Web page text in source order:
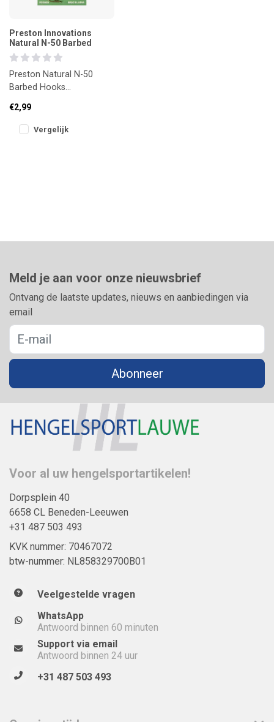
Preston Innovations
Natural N-50 Barbed
Preston Natural N-50
Barbed Hooks
witvis en uitdagende
omstandigheden
€2,99
Vergelijk
Meld je aan voor onze nieuwsbrief
Ontvang de laatste updates, nieuws en aanbiedingen via
email
Abonneer
Voor al uw hengelsportartikelen!
Dorpsplein 40
6658 CL Beneden-Leeuwen
+31 487 503 493
KVK nummer: 70467072
btw-nummer: NL858329700B01
Veelgestelde vragen
WhatsApp
Antwoord binnen 60 minuten
Support via email
Antwoord binnen 24 uur
+31 487 503 493